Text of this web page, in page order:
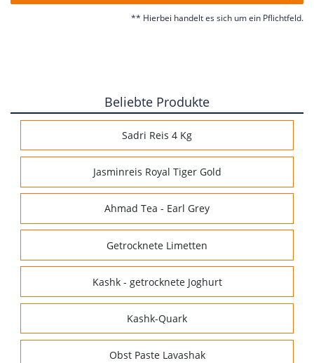
** Hierbei handelt es sich um ein Pflichtfeld.
Beliebte Produkte
Sadri Reis 4 Kg
Jasminreis Royal Tiger Gold
Ahmad Tea - Earl Grey
Getrocknete Limetten
Kashk - getrocknete Joghurt
Kashk-Quark
Obst Paste Lavashak